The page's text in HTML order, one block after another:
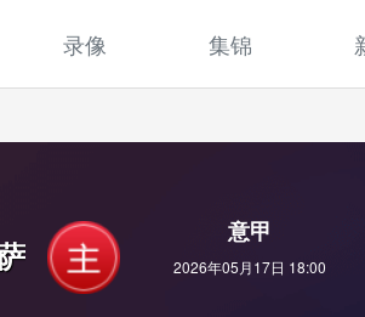
录像 集锦
意甲
2026年05月17日 18:00